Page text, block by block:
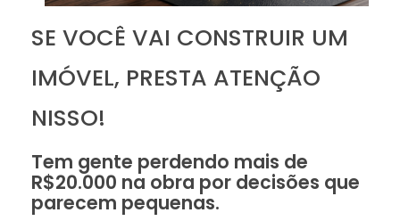
SE VOCÊ VAI CONSTRUIR UM
IMÓVEL, PRESTA ATENÇÃO
NISSO!
Tem gente perdendo mais de
R$20.000 na obra por decisões que
parecem pequenas.